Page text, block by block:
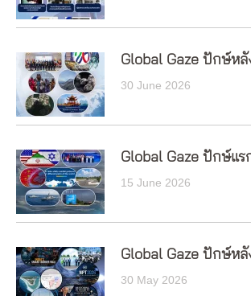
Global Gaze ปักษ์ห
30 June 2026
Global Gaze ปักษ์แร
15 June 2026
Global Gaze ปักษ์ห
30 May 2026